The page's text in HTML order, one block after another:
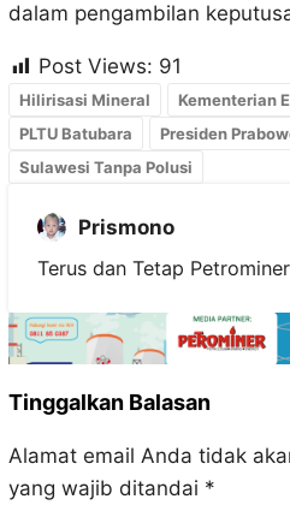
dalam pengambilan
Post Views: 91
Hilirisasi Mineral Kementerian
PLTU Batubara
Presiden
Sulawesi Tanpa Polusi
Prismono
Terus dan Tetap Petrominer
Tinggalkan Balasan
Alamat email Anda tidak
yang wajib ditandai *